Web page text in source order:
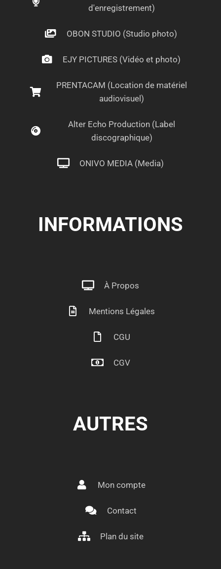
d'enregistrement)
OBON STUDIO (Studio photo)
EJY PICTURES (Vidéo et photo)
PRENTACAM (Location de matériel
audiovisuel)
Alter Echo Production (Label
discographique)
ONIVO MEDIA (Media)
INFORMATIONS
À Propos
Mentions Légales
CGU
CGV
AUTRES
Mon compte
Contact
Plan du site